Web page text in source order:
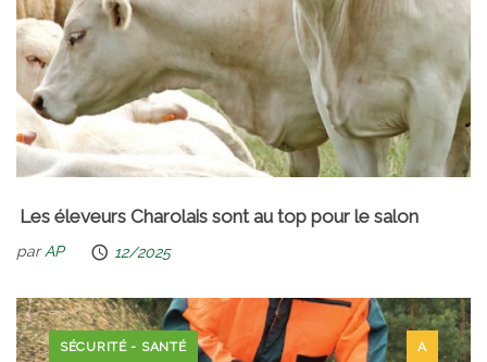
Les éleveurs Charolais sont au top pour le salon
parAP 12/2025
SÉCURITÉ - SANTÉ A